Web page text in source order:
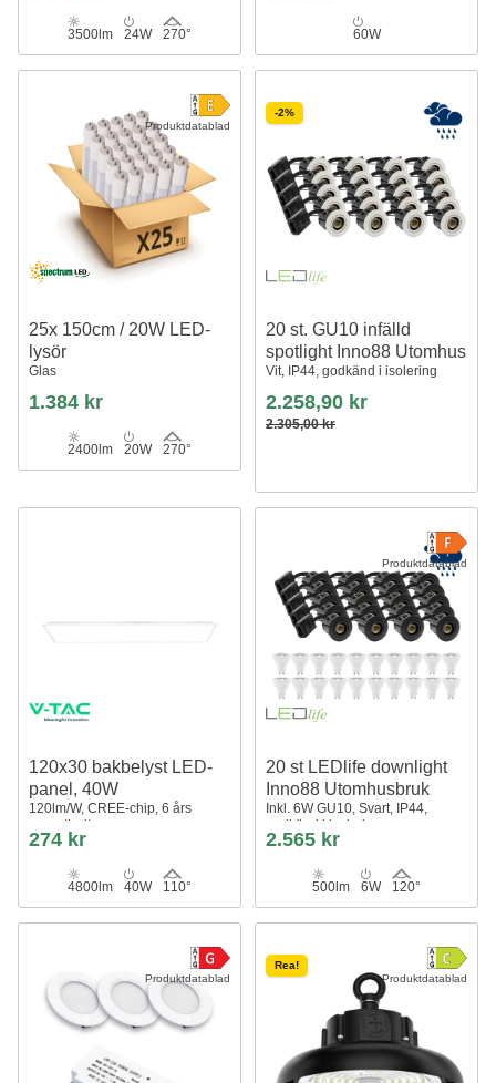
3500lm 24W 270° 60W
Produktdatablad
25x 150cm / 20W LED-
lysör
Glas
1.384 kr
2400lm 20W 270°
-2%
20 st. GU10 infälld
spotlight Inno88 Utomhus
Vit, IP44, godkänd i isolering
2.258,90 kr
2.305,00 kr
120x30 bakbelyst LED-
panel, 40W
120lm/W, CREE-chip, 6 års
garanti, vit ram
274 kr
4800lm 40W 110°
Produktdatablad
20 st LEDlife downlight
Inno88 Utomhusbruk
Inkl. 6W GU10, Svart, IP44,
godkänd i isolering
2.565 kr
500lm 6W 120°
Produktdatablad Produktdatablad
Rea!